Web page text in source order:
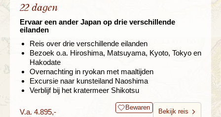
22 dagen
Ervaar een ander Japan op drie verschillende
eilanden
Reis over drie verschillende eilanden
Bezoek o.a. Hiroshima, Matsuyama, Kyoto, Tokyo en
Hakodate
Overnachting in ryokan met maaltijden
Excursie naar kunsteiland Naoshima
Verblijf bij het kratermeer Shikotsu
V.a. 4.895,- Bewaren
Bekijk reis